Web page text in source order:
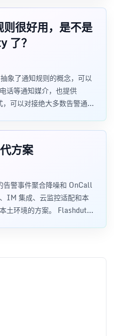
很好用，是不是
了？
象了通知规则的概念，可以
话等通知媒介，也提供
可以对接绝大多数告警通知
方案
警事件聚合降噪和 OnCall
IM 集成、云监控适配和本
土环境的方案。 Flashduty